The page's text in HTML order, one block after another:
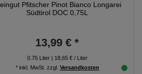
Pfitscher Pinot Bianco Longarei
Südtirol DOC 0,75L
13,99 € *
0.75Liter| 18,65 € / Liter
* inkl. MwSt. zzgl. Versandkosten